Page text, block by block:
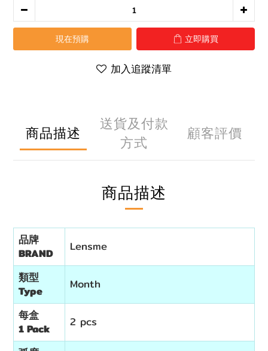
現在預購 立即購買
加入追蹤清單
商品描述
送貨及付款
方式
顧客評價
商品描述
品牌
BRAND
Lensme
類型
Type
Month
每盒
1 Pack
2 pcs